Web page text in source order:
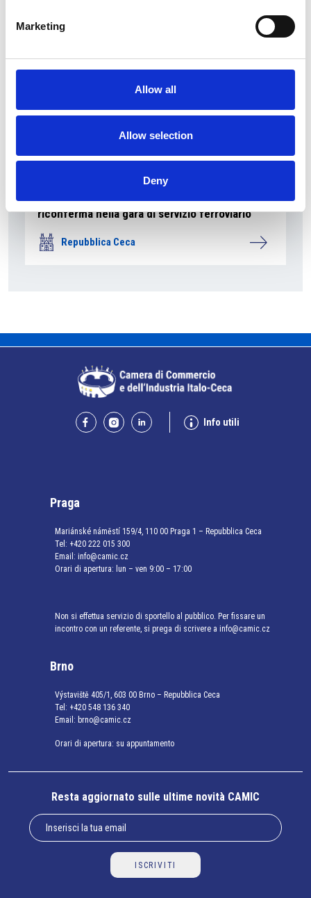
Marketing
Allow all
Allow selection
Deny
riconferma nella gara di servizio ferroviario
Repubblica Ceca
Info utili
Praga
Mariánské náměstí 159/4, 110 00 Praga 1 – Repubblica Ceca
Tel: +420 222 015 300
Email: info@camic.cz
Orari di apertura: lun – ven 9:00 – 17:00
Non si effettua servizio di sportello al pubblico. Per fissare un
incontro con un referente, si prega di scrivere a info@camic.cz
Brno
Výstaviště 405/1, 603 00 Brno – Repubblica Ceca
Tel: +420 548 136 340
Email: brno@camic.cz
Orari di apertura: su appuntamento
Resta aggiornato sulle ultime novità CAMIC
ISCRIVITI